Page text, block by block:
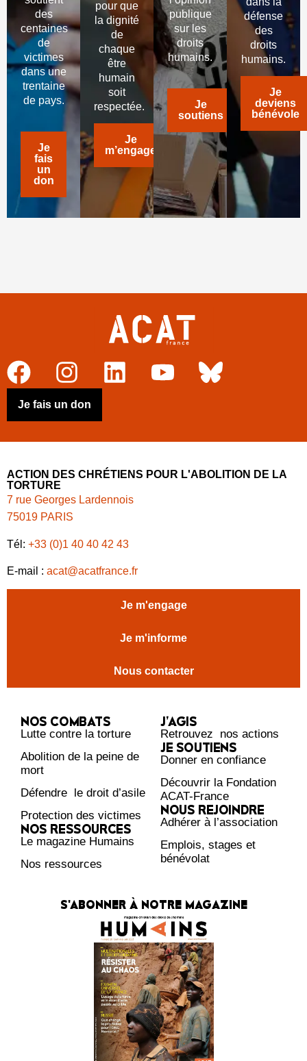
des
centaines
de
victimes
dans une
trentaine
de pays.
Je
fais
un
don
pour que
la dignité
de
chaque
être
humain
soit
respectée.
Je
m’engage
publique
sur les
droits
humains.
Je
soutiens
défense
des
droits
humains.
Je
deviens
bénévole
Je fais un don
ACTION DES CHRÉTIENS POUR L'ABOLITION DE LA
TORTURE
7 rue Georges Lardennois
75019 PARIS
Tél: +33 (0)1 40 40 42 43
E-mail : acat@acatfrance.fr
Je m'engage
Je m'informe
Nous contacter
NOS COMBATS
Lutte contre la torture
Abolition de la peine de
mort
Défendre le droit d’asile
Protection des victimes
NOS RESSOURCES
Le magazine Humains
Nos ressources
J’AGIS
Retrouvez nos actions
JE SOUTIENS
Donner en confiance
Découvrir la Fondation
ACAT-France
NOUS REJOINDRE
Adhérer à l’association
Emplois, stages et
bénévolat
S'ABONNER À NOTRE MAGAZINE